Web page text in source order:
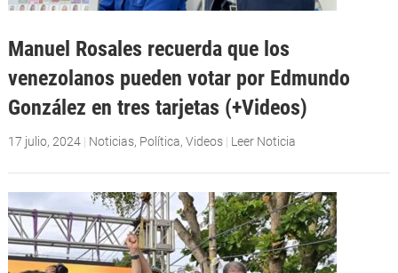
Manuel Rosales recuerda que los
venezolanos pueden votar por Edmundo
González en tres tarjetas (+Videos)
17 julio, 2024| Noticias, Política, Videos | Leer Noticia